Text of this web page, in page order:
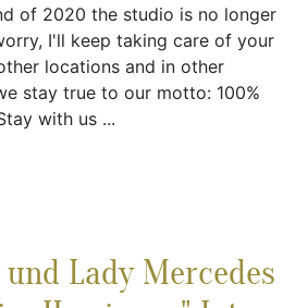
of 2020 the studio is no longer
I'll keep taking care of your
locations and in other
stay true to our motto: 100%
with us ...
Lady Mercedes